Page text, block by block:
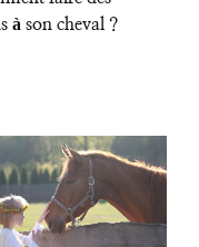
à son cheval ?